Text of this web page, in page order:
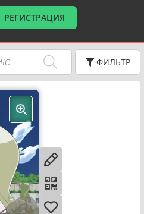
РЕГИСТРАЦИЯ
ФИЛЬТР